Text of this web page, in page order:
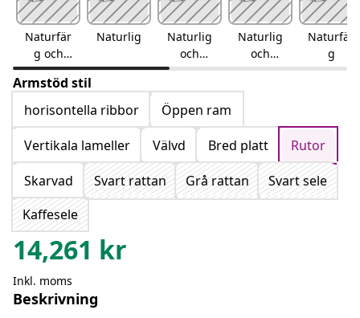
Naturfär
g och
gräddvit
Naturlig
Naturlig
och
antracit
Naturlig
och
beige
Naturfär
g
Armstöd stil
horisontella ribbor
Öppen ram
Vertikala lameller
Välvd Bred platt
Rutor
Skarvad
Svart rattan Grå rattan
Svart sele
Kaffesele
14,261 kr
Inkl. moms
Beskrivning